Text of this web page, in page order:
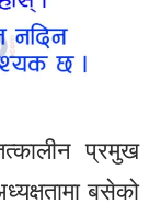
प्रमुख
बसेको